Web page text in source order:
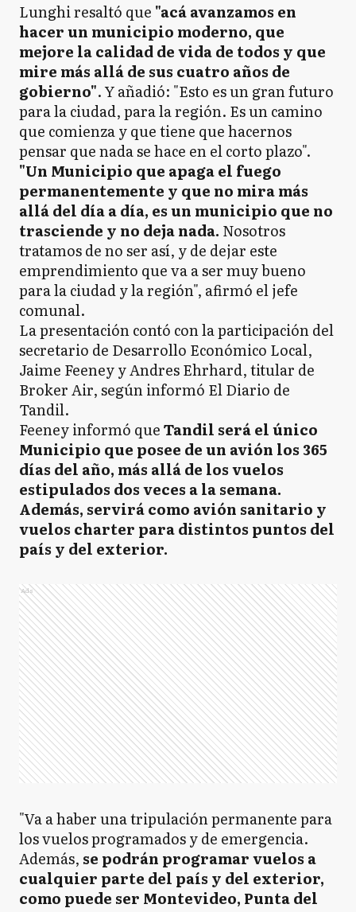
Lunghi resaltó que "acá avanzamos en
hacer un municipio moderno, que
mejore la calidad de vida de todos y que
mire más allá de sus cuatro años de
gobierno". Y añadió: "Esto es un gran futuro
para la ciudad, para la región. Es un camino
que comienza y que tiene que hacernos
pensar que nada se hace en el corto plazo".
"Un Municipio que apaga el fuego
permanentemente y que no mira más
allá del día a día, es un municipio que no
trasciende y no deja nada. Nosotros
tratamos de no ser así, y de dejar este
emprendimiento que va a ser muy bueno
para la ciudad y la región", afirmó el jefe
comunal.
La presentación contó con la participación del
secretario de Desarrollo Económico Local,
Jaime Feeney y Andres Ehrhard, titular de
Broker Air, según informó El Diario de
Tandil.
Feeney informó queTandil será el único
Municipio que posee de un avión los 365
días del año, más allá de los vuelos
estipulados dos veces a la semana.
Además, servirá como avión sanitario y
vuelos charter para distintos puntos del
país y del exterior.
Ads
"Va a haber una tripulación permanente para
los vuelos programados y de emergencia.
Además, se podrán programar vuelos a
cualquier parte del país y del exterior,
como puede ser Montevideo, Punta del